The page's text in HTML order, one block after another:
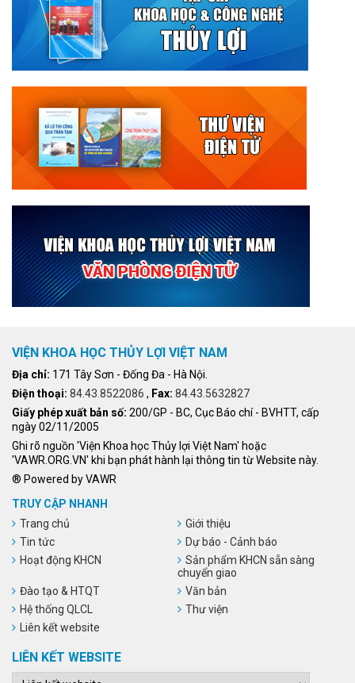
VIỆN KHOA HỌC THỦY LỢI VIỆT NAM
Địa chỉ: 171 Tây Sơn - Đống Đa - Hà Nội.
Điện thoại: 84.43.8522086 , Fax: 84.43.5632827
Giấy phép xuất bản số: 200/GP - BC, Cục Báo chí - BVHTT, cấp
ngày 02/11/2005
Ghi rõ nguồn 'Viện Khoa học Thủy lợi Việt Nam' hoặc
'VAWR.ORG.VN' khi bạn phát hành lại thông tin từ Website này.
® Powered by VAWR
TRUY CẬP NHANH
Trang chủ
Giới thiệu
Tin tức
Dự báo - Cảnh báo
Hoạt động KHCN
Sản phẩm KHCN sẵn sàng
chuyển giao
Đào tạo & HTQT
Văn bản
Hệ thống QLCL
Thư viện
Liên kết website
LIÊN KẾT WEBSITE